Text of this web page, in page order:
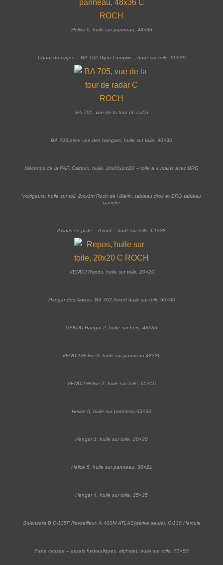
Helice 6, huile sur panneau, 48×36
Chant du cygne – BA 102 Dijon-Longwic -, huile sur toile, 90×30
BA 705, vue de la tour de radar
BA 705,piste vue des hangars, huile sur toile, 90×30
Mécanos de la PAF, Cazaux, huile, 2m40x1m20 – toile a 4 mains avec BRG
Voltigeurs, huile sur toil, 2mx1m Roch de Hillerin. tableau droit et BRG tableau
gauche
Awacs en piste – Avord -, huile sur toile, 61×38
VENDU Repos, huile sur toile, 20×20
Hangar des Awacs, BA 702 Avord huile sur toile 60×30
VENDU Hangar 2, huile sur bois, 48×36
VENDU Helice 3, huile sur panneau 48×36
VENDU Helice 2, huile sur toile, 65×50
Helice 6, huile sur panneau,65×50
Hangar 3, huile sur toile, 20×20
Helice 5, huile sur panneau, 30×21
Hangar 4, huile sur toile, 25×25
Solenzara B C-135F Ravitailleur, A 400M ATLAS(dérive seule), C-130 Hercule
Patte cassee – essais hydrauliques, alphajet, huile sur toile, 73×50